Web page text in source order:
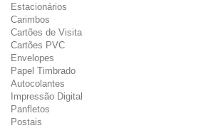
Estacionários
Carimbos
Cartões de Visita
Cartões PVC
Envelopes
Papel Timbrado
Autocolantes
Impressão Digital
Panfletos
Postais